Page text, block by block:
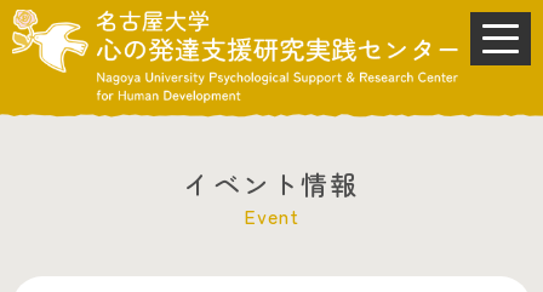
イベント情報
Event